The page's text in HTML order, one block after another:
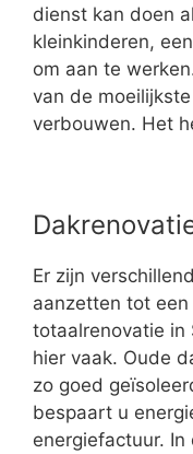
dienst kan doen
kleinkinderen,
om aan te
van de
verbouwen. Het
Er zijn
aanzetten tot
totaalrenovatie
hier vaak. Oude
zo goed
bespaart u
energiefactuur.